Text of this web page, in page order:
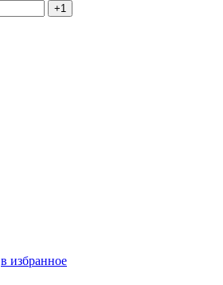
+1
в избранное